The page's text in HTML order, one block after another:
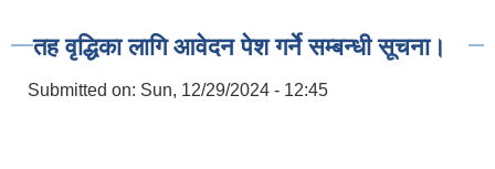
तह वृद्धिका लागि आवेदन पेश गर्ने सम्बन्धी सूचना।
Submitted on: Sun, 12/29/2024 - 12:45